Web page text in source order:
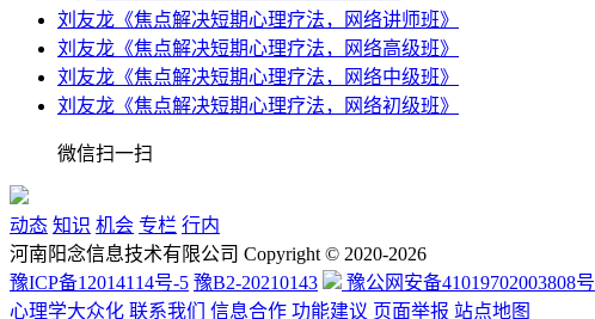
刘友龙《焦点解决短期心理疗法，网络讲师班》
刘友龙《焦点解决短期心理疗法，网络高级班》
刘友龙《焦点解决短期心理疗法，网络中级班》
刘友龙《焦点解决短期心理疗法，网络初级班》
微信扫一扫
动态 知识 机会 专栏 行内
河南阳念信息技术有限公司 Copyright © 2020-2026
豫ICP备12014114号-5 豫B2-20210143
豫公网安备41019702003808号
心理学大众化 联系我们 信息合作 功能建议 页面举报 站点地图